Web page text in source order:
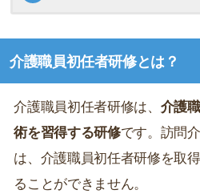
介護職員初任者研修とは？
介護職員初任者研修は、 介護
術を習得する研修です。訪問
は、介護職員初任者研修を取
ることができません。